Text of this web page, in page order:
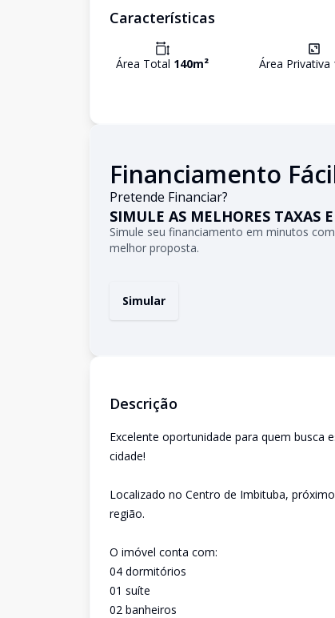
Características
Área Total 140m² Área Privativa
Financiamento
Pretende Financiar?
SIMULE AS MELHORES TAXAS
Simule seu financiamento em minutos
melhor proposta.
Simular
Descrição
Excelente oportunidade para quem busca
cidade!
Localizado no Centro de Imbituba,
região.
O imóvel conta com:
04 dormitórios
01 suíte
02 banheiros